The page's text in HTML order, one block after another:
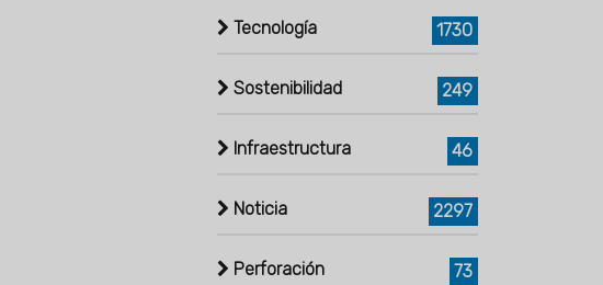
Tecnología 1730
Sostenibilidad 249
Infraestructura 46
Noticia 2297
Perforación 73